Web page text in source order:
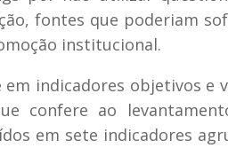
fontes que poderiam
institucional.
indicadores objetivos
confere ao
em sete indicadores